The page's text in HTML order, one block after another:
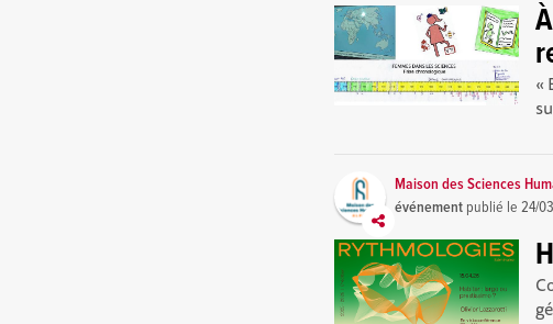
«
Maison des Sciences
événement publié le24/